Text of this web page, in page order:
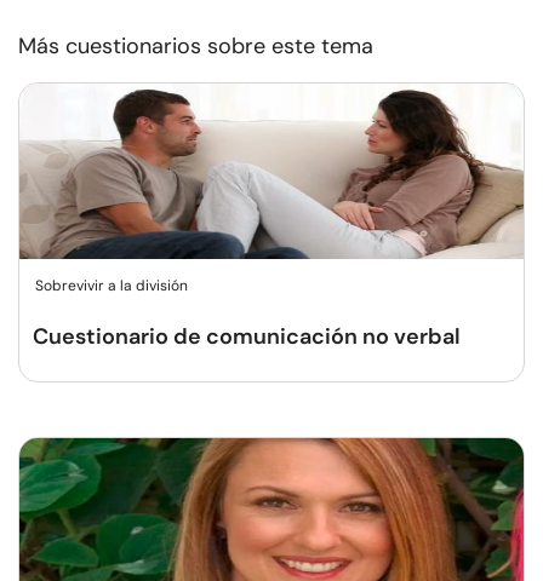
Más cuestionarios sobre este tema
Sobrevivir a la división
Cuestionario de comunicación no verbal